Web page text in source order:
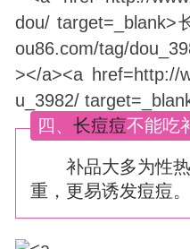
四、 长痘痘不能吃
补品大多为性热
重，更易诱发痘痘。